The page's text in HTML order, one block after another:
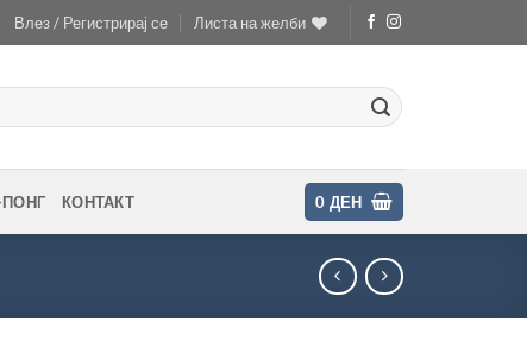
Влез / Регистрирај се Листа на желби
ПОНГ КОНТАКТ 0 ДЕН